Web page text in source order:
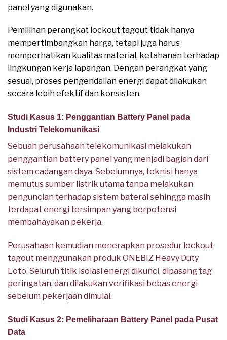
panel yang digunakan.
Pemilihan perangkat lockout tagout tidak hanya
mempertimbangkan harga, tetapi juga harus
memperhatikan kualitas material, ketahanan terhadap
lingkungan kerja lapangan. Dengan perangkat yang
sesuai, proses pengendalian energi dapat dilakukan
secara lebih efektif dan konsisten.
Studi Kasus 1: Penggantian Battery Panel pada
Industri Telekomunikasi
Sebuah perusahaan telekomunikasi melakukan
penggantian battery panel yang menjadi bagian dari
sistem cadangan daya. Sebelumnya, teknisi hanya
memutus sumber listrik utama tanpa melakukan
penguncian terhadap sistem baterai sehingga masih
terdapat energi tersimpan yang berpotensi
membahayakan pekerja.
Perusahaan kemudian menerapkan prosedur lockout
tagout menggunakan produk ONEBIZ Heavy Duty
Loto. Seluruh titik isolasi energi dikunci, dipasang tag
peringatan, dan dilakukan verifikasi bebas energi
sebelum pekerjaan dimulai.
Studi Kasus 2: Pemeliharaan Battery Panel pada Pusat
Data